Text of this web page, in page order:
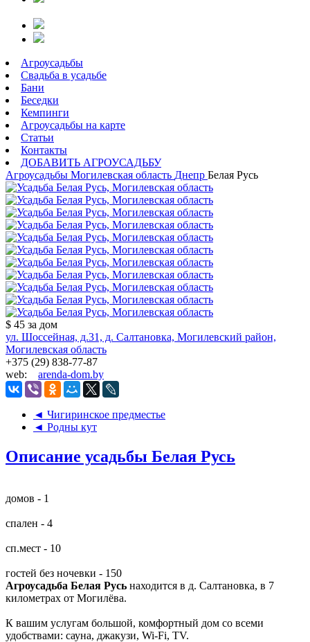
Агроусадьбы
Свадьба в усадьбе
Бани
Беседки
Кемпинги
Агроусадьбы на карте
Статьи
Контакты
ДОБАВИТЬ АГРОУСАДЬБУ
Агроусадьбы Могилевская область Днепр Белая Русь
$ 45 за дом
ул. Шоссейная, д.31, д. Салтановка, Могилевский район,
Могилевская область
+375 (29) 838-77-87
web: arenda-dom.by
◄ Чигиринское предместье
◄ Родны кут
Описание усадьбы Белая Русь
домов - 1
спален - 4
сп.мест - 10
гостей без ночевки - 150
Агроусадьба Белая Русь находится в д. Салтановка, в 7
километрах от Могилёва.
К вашим услугам большой, комфортный дом со всеми
удобствами: сауна, джакузи, Wi-Fi, TV.